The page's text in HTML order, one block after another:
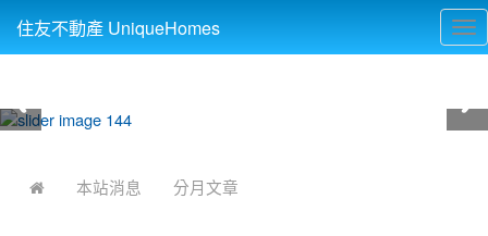
住友不動產 UniqueHomes
本站消息 分月文章